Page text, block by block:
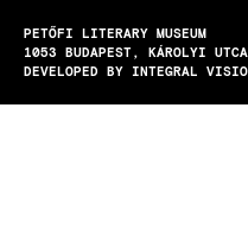
PETŐFI LITERARY MUSEUM
1053
BUDAPEST
KÁROLYI
DEVELOPED BY INTEGRAL